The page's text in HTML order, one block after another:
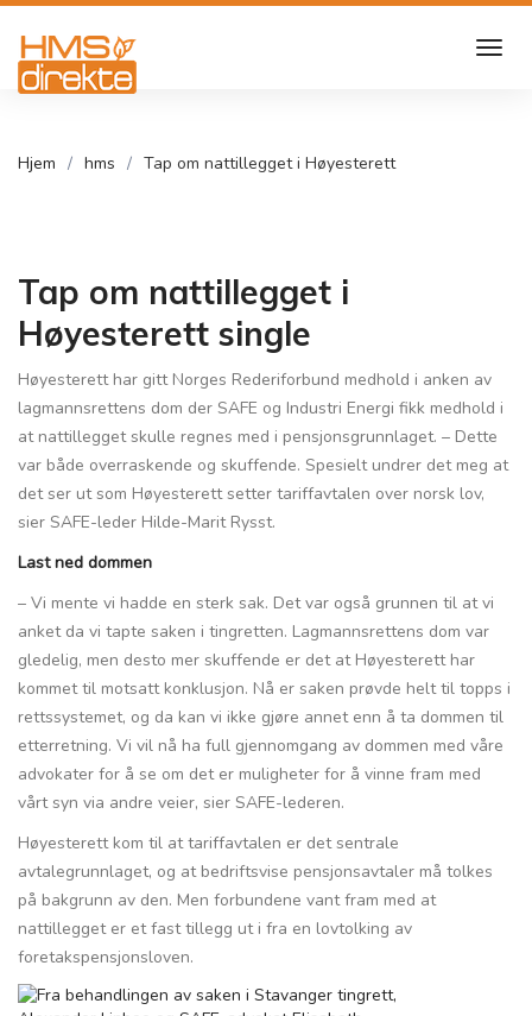
Hjem hms Tap om nattillegget i Høyesterett
Tap om nattillegget i
Høyesterett single
Høyesterett har gitt Norges Rederiforbund medhold i anken av
lagmannsrettens dom der SAFE og Industri Energi fikk medhold i
at nattillegget skulle regnes med i pensjonsgrunnlaget. – Dette
var både overraskende og skuffende. Spesielt undrer det meg at
det ser ut som Høyesterett setter tariffavtalen over norsk lov,
sier SAFE-leder Hilde-Marit Rysst.
Last ned dommen
– Vi mente vi hadde en sterk sak. Det var også grunnen til at vi
anket da vi tapte saken i tingretten. Lagmannsrettens dom var
gledelig, men desto mer skuffende er det at Høyesterett har
kommet til motsatt konklusjon. Nå er saken prøvde helt til topps i
rettssystemet, og da kan vi ikke gjøre annet enn å ta dommen til
etterretning. Vi vil nå ha full gjennomgang av dommen med våre
advokater for å se om det er muligheter for å vinne fram med
vårt syn via andre veier, sier SAFE-lederen.
Høyesterett kom til at tariffavtalen er det sentrale
avtalegrunnlaget, og at bedriftsvise pensjonsavtaler må tolkes
på bakgrunn av den. Men forbundene vant fram med at
nattillegget er et fast tillegg ut i fra en lovtolking av
foretakspensjonsloven.